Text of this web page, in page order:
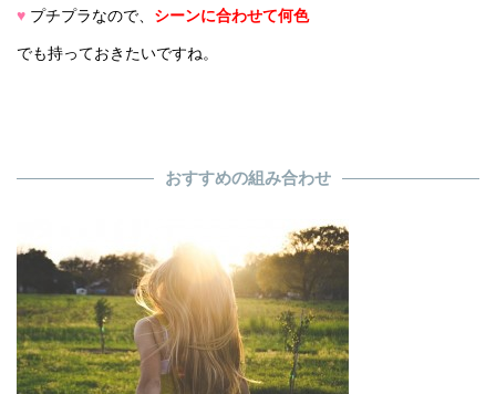
♥ プチプラなので、 シーンに合わせて何色
でも持っておきたいですね。
おすすめの組み合わせ